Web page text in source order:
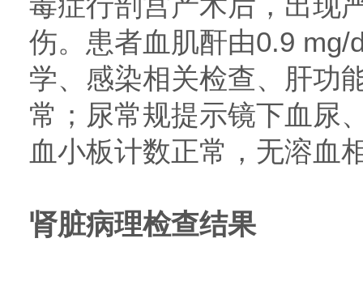
伤。患者血肌酐由0.9 mg/
学、感染相关检查、肝功
常；尿常规提示镜下血尿
血小板计数正常，无溶血
肾脏病理检查结果